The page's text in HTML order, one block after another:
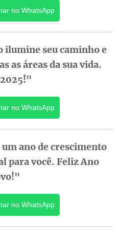
no WhatsApp
ilumine seu caminho e
as áreas da sua vida.
no WhatsApp
ano de crescimento
para você. Feliz Ano
no WhatsApp